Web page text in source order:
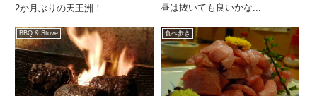
2か月ぶりの天王洲！... 昼は抜いても良いかな...
BBQ & Stove 食べ歩き